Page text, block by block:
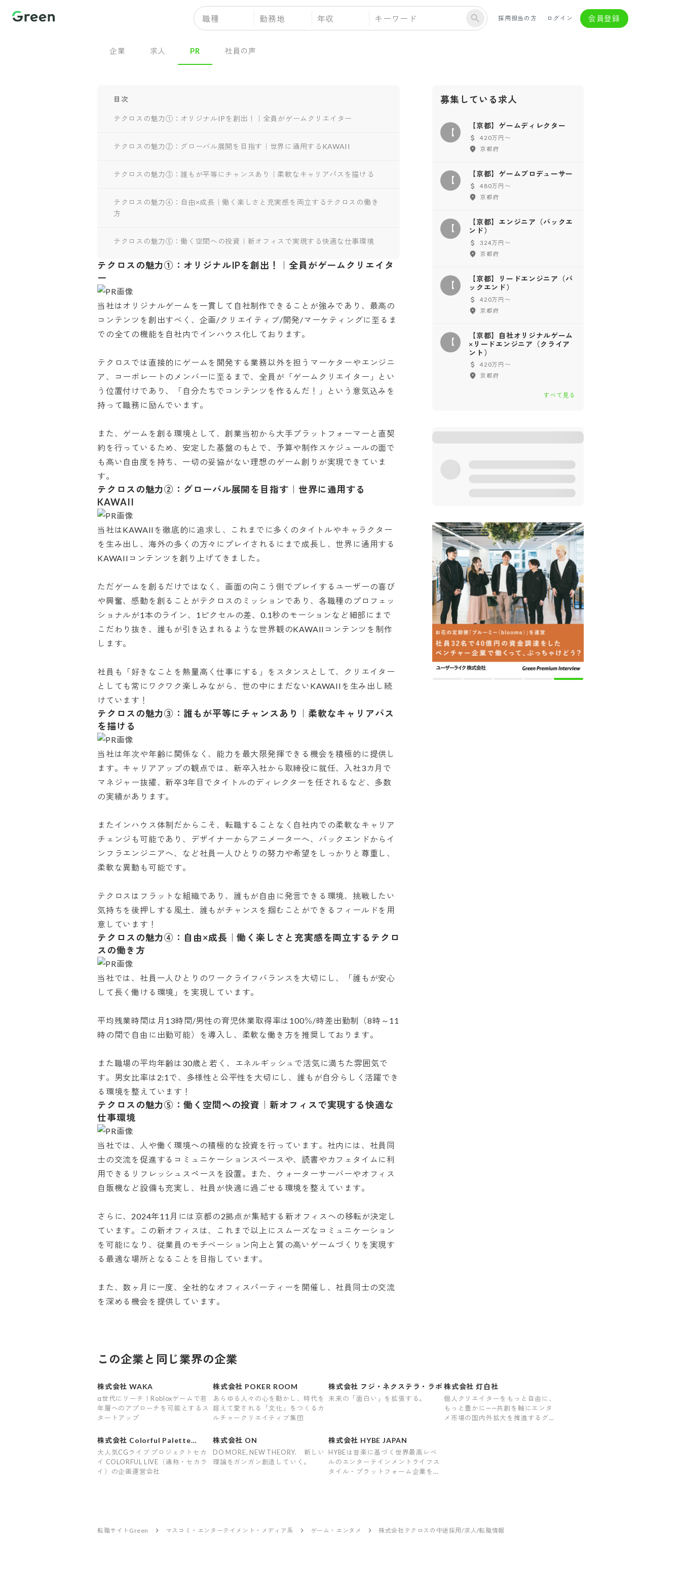
職種 勤務地 年収 採用担当の方 ログイン 会員登録
企業 求人 PR 社員の声
目次
テクロスの魅力①：オリジナルIPを創出！｜全員がゲームクリエイター
テクロスの魅力②：グローバル展開を目指す｜世界に通用するKAWAII
テクロスの魅力③：誰もが平等にチャンスあり｜柔軟なキャリアパスを描ける
テクロスの魅力④：自由×成長｜働く楽しさと充実感を両立するテクロスの働き
方
テクロスの魅力⑤：働く空間への投資｜新オフィスで実現する快適な仕事環境
テクロスの魅力①：オリジナルIPを創出！｜全員がゲームクリエイタ
ー
当社はオリジナルゲームを一貫して自社制作できることが強みであり、最高の
コンテンツを創出すべく、企画/クリエイティブ/開発/マーケティングに至るま
での全ての機能を自社内でインハウス化しております。
テクロスでは直接的にゲームを開発する業務以外を担うマーケターやエンジニ
ア、コーポレートのメンバーに至るまで、全員が「ゲームクリエイター」とい
う位置付けであり、「自分たちでコンテンツを作るんだ！」という意気込みを
持って職務に励んでいます。
また、ゲームを創る環境として、創業当初から大手プラットフォーマーと直契
約を行っているため、安定した基盤のもとで、予算や制作スケジュールの面で
も高い自由度を持ち、一切の妥協がない理想のゲーム創りが実現できていま
す。
テクロスの魅力②：グローバル展開を目指す｜世界に通用する
KAWAII
当社はKAWAIIを徹底的に追求し、これまでに多くのタイトルやキャラクター
を生み出し、海外の多くの方々にプレイされるにまで成長し、世界に通用する
KAWAIIコンテンツを創り上げてきました。
ただゲームを創るだけではなく、画面の向こう側でプレイするユーザーの喜び
や興奮、感動を創ることがテクロスのミッションであり、各職種のプロフェッ
ショナルが1本のライン、1ピクセルの差、0.1秒のモーションなど細部にまで
こだわり抜き、誰もが引き込まれるような世界観のKAWAIIコンテンツを制作
します。
社員も「好きなことを熱量高く仕事にする」をスタンスとして、クリエイター
としても常にワクワク楽しみながら、世の中にまだないKAWAIIを生み出し続
けています！
テクロスの魅力③：誰もが平等にチャンスあり｜柔軟なキャリアパス
を描ける
当社は年次や年齢に関係なく、能力を最大限発揮できる機会を積極的に提供し
ます。キャリアアップの観点では、新卒入社から取締役に就任、入社3カ月で
マネジャー抜擢、新卒3年目でタイトルのディレクターを任されるなど、多数
の実績があります。
またインハウス体制だからこそ、転職することなく自社内での柔軟なキャリア
チェンジも可能であり、デザイナーからアニメーターへ、バックエンドからイ
ンフラエンジニアへ、など社員一人ひとりの努力や希望をしっかりと尊重し、
柔軟な異動も可能です。
テクロスはフラットな組織であり、誰もが自由に発言できる環境、挑戦したい
気持ちを後押しする風土、誰もがチャンスを掴むことができるフィールドを用
意しています！
テクロスの魅力④：自由×成長｜働く楽しさと充実感を両立するテクロ
スの働き方
当社では、社員一人ひとりのワークライフバランスを大切にし、「誰もが安心
して長く働ける環境」を実現しています。
平均残業時間は月13時間/男性の育児休業取得率は100％/時差出勤制（8時～11
時の間で自由に出勤可能）を導入し、柔軟な働き方を推奨しております。
また職場の平均年齢は30歳と若く、エネルギッシュで活気に満ちた雰囲気で
す。男女比率は2:1で、多様性と公平性を大切にし、誰もが自分らしく活躍でき
る環境を整えています！
テクロスの魅力⑤：働く空間への投資｜新オフィスで実現する快適な
仕事環境
当社では、人や働く環境への積極的な投資を行っています。社内には、社員同
士の交流を促進するコミュニケーションスペースや、読書やカフェタイムに利
用できるリフレッシュスペースを設置。また、ウォーターサーバーやオフィス
自販機など設備も充実し、社員が快適に過ごせる環境を整えています。
さらに、2024年11月には京都の2拠点が集結する新オフィスへの移転が決定し
ています。この新オフィスは、これまで以上にスムーズなコミュニケーション
を可能になり、従業員のモチベーション向上と質の高いゲームづくりを実現す
る最適な場所となることを目指しています。
また、数ヶ月に一度、全社的なオフィスパーティーを開催し、社員同士の交流
を深める機会を提供しています。
募集している求人
【
【京都】ゲームディレクター
420万円〜
京都府
【
【京都】ゲームプロデューサー
480万円〜
京都府
【
【京都】エンジニア（バックエ
ンド）
324万円〜
京都府
【
【京都】リードエンジニア（バ
ックエンド）
420万円〜
京都府
【
【京都】自社オリジナルゲーム
×リードエンジニア（クライア
ント）
420万円〜
京都府
すべて見る
この企業と同じ業界の企業
株式会社 WAKA
α世代にリーチ！Robloxゲームで若
年層へのアプローチを可能とするス
タートアップ
株式会社 POKER ROOM
あらゆる人々の心を動かし、時代を
超えて愛される「文化」をつくるカ
ルチャークリエイティブ集団
株式会社 フジ・ネクステラ・ラボ
未来の「面白い」を拡張する。
株式会社 灯白社
個人クリエイターをもっと自由に、
もっと豊かに――共創を軸にエンタ
メ市場の国内外拡大を推進するグロ
株式会社 Colorful Palette
ENCORE
大人気CGライブ プロジェクトセカ
イ COLORFUL LIVE（通称・セカラ
イ）の企画運営会社
株式会社 ON
DO MORE, NEW THEORY. 新しい
理論をガンガン創造していく。
株式会社 HYBE JAPAN
HYBEは音楽に基づく世界最高レベ
ルのエンターテインメントライフス
タイル・プラットフォーム企業を目
転職サイトGreen マスコミ・エンターテイメント・メディア系 ゲーム・エンタメ 株式会社テクロスの中途採用/求人/転職情報